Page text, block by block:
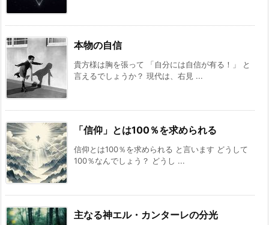
本物の自信
貴方様は胸を張って 「自分には自信が有る！」 と
言えるでしょうか？ 現代は、右見 ...
「信仰」とは100％を求められる
信仰とは100％を求められる と言います どうして
100％なんでしょう？ どうし ...
主なる神エル・カンターレの分光